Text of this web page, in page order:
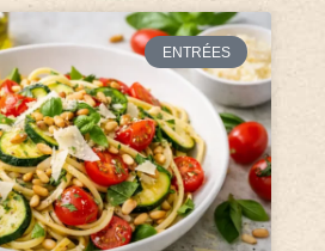
ENTRÉES